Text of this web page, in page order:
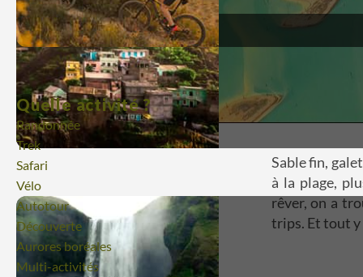
Quelle activité ?
Randonnée
Trek
Safari
Vélo
Autotour
Découverte
Aurores boréales
Multi-activités
Sable fin,
à la plage,
rêver, on a
trips. Et tout y